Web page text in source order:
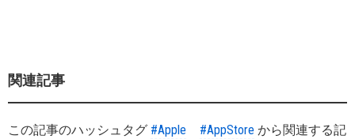
関連記事
この記事のハッシュタグ #Apple #AppStore から関連する記